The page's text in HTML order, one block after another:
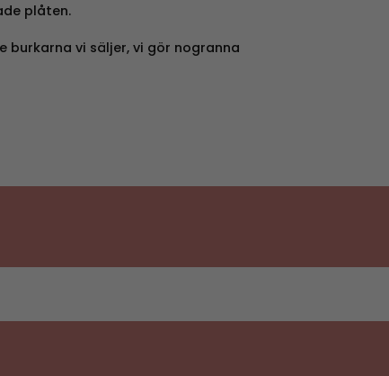
plåten.
burkarna vi säljer, vi gör nogranna